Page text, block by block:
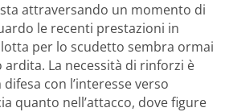
attraversando un momento di
le recenti prestazioni in
per lo scudetto sembra ormai
ardita. La necessità di rinforzi è
con l’interesse verso
quanto nell’attacco, dove figure